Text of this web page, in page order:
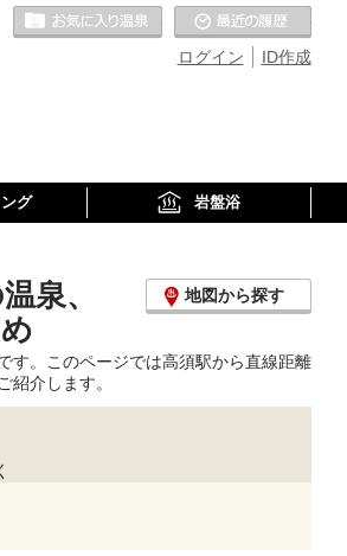
ID作成
ログイン
お気に入りの温泉
グ 岩盤浴
泉、
地図から探す
す。このページでは高須駅から直線距離
介します。